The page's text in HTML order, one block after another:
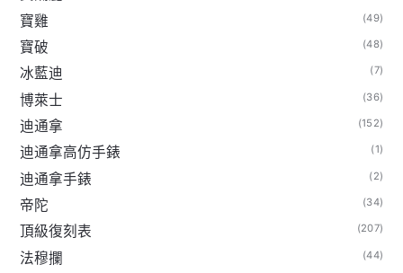
寶雞
(49)
寶破 (48)
冰藍迪 (7)
博萊士 (36)
迪通拿 (152)
迪通拿高仿手錶 (1)
迪通拿手錶 (2)
帝陀 (34)
頂級復刻表 (207)
法穆攔 (44)